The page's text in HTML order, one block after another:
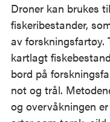
Droner kan brukes
fiskeribestander,
av forskningsfartøy.
kartlagt
bord på
not og trål.
og overvåkningen